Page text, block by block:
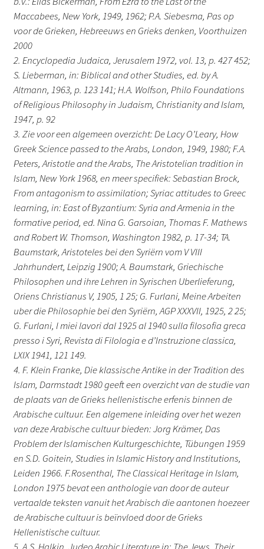
Maccabees, New York, 1949, 1962; P.A. Siebesma, Pas op
voor de Grieken, Hebreeuws en Grieks denken, Voorthuizen
2000
2. Encyclopedia Judaica, Jerusalem 1972, vol. 13, p. 427 452;
S. Lieberman, in: Biblical and other Studies, ed. by A.
Altmann, 1963, p. 123 141; H.A. Wolfson, Philo Foundations
of Religious Philosophy in Judaism, Christianity and Islam,
1947, p. 92
3. Zie voor een algemeen overzicht: De Lacy O’Leary, How
Greek Science passed to the Arabs, London, 1949, 1980; F.A.
Peters, Aristotle and the Arabs, The Aristotelian tradition in
Islam, New York 1968, en meer specifiek: Sebastian Brock,
From antagonism to assimilation; Syriac attitudes to Greec
learning, in: East of Byzantium: Syria and Armenia in the
formative period, ed. Nina G. Garsoian, Thomas F. Mathews
and Robert W. Thomson, Washington 1982, p. 17-34; TA.
Baumstark, Aristoteles bei den Syriërn vom V VIII
Jahrhundert, Leipzig 1900; A. Baumstark, Griechische
Philosophen und ihre Lehren in Syrischen Uberlieferung,
Oriens Christianus V, 1905, 1 25; G. Furlani, Meine Arbeiten
uber die Philosophie bei den Syriërn, AGP XXXVII, 1925, 2 25;
G. Furlani, I miei lavori dal 1925 al 1940 sulla filosofia greca
presso i Syri, Revista di Filologia e d’Instruzione classica,
LXIX 1941, 121 149.
4. F. Klein Franke, Die klassische Antike in der Tradition des
Islam, Darmstadt 1980 geeft een overzicht van de studie van
de plaats van de Grieks hellenistische erfenis binnen de
Arabische cultuur. Een algemene inleiding over het wezen
van deze Arabische cultuur bieden: Jorg Krämer, Das
Problem der Islamischen Kulturgeschichte, Tübungen 1959
en S.D. Goitein, Studies in Islamic History and Institutions,
Leiden 1966. F.Rosenthal, The Classical Heritage in Islam,
London 1975 bevat een anthologie van door de auteur
vertaalde teksten vanuit het Arabisch die aantonen hoezeer
de Arabische cultuur is beïnvloed door de Grieks
Hellenistische cultuur.
5. A.S. Halkin, Judeo Arabic Literature in: The Jews, Their